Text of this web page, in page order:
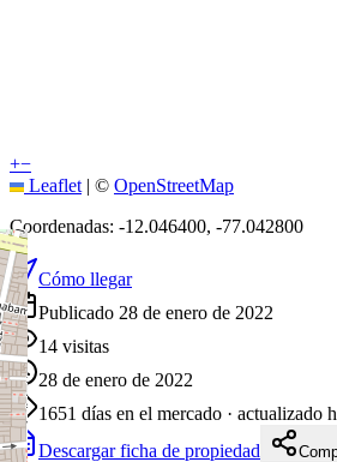
+−
Leaflet | © OpenStreetMap
Coordenadas: -12.046400, -77.042800
Cómo llegar
Publicado 28 de enero de 2022
14 visitas
28 de enero de 2022
1651 días en el mercado · actualizado
Descargar ficha de propiedad